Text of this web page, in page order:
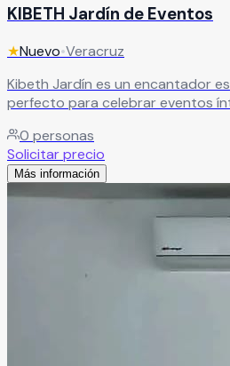
KIBETH Jardín de Eventos
★Nuevo•Veracruz
Kibeth Jardín es un encantador
perfecto para celebrar eventos
ideal para bodas y reuniones
cercanos.Leer más
0 personas
Solicitar precio
Más información